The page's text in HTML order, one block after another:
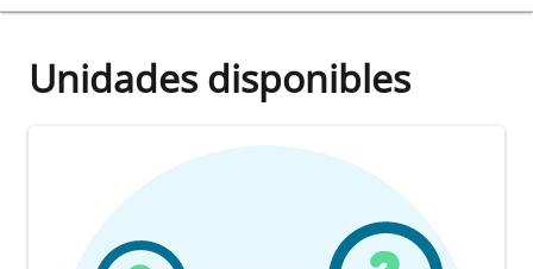
Unidades disponibles